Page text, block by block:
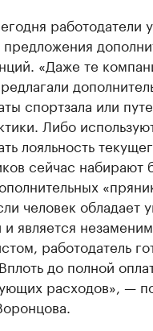
работодатели
предложения
«Даже те
спортзала или
Либо
лояльность
сейчас набирают
человек обладает
и является
работодатель
до полной
расходов», —